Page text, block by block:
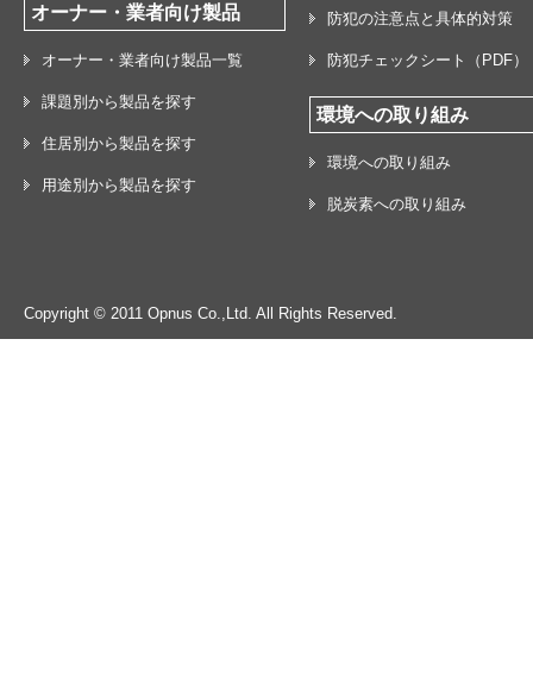
オーナー・業者向け製品
オーナー・業者向け製品一覧
課題別から製品を探す
住居別から製品を探す
用途別から製品を探す
防犯の注意点と具体的対策
防犯チェックシート（PDF）
環境への取り組み
環境への取り組み
脱炭素への取り組み
Copyright © 2011 Opnus Co.,Ltd. All Rights Reserved.